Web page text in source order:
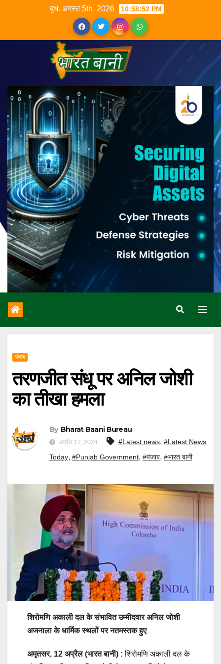
बुध. अगस्त 5th, 2026 10:58:53 PM
पंजाब
तरणजीत संधू पर अनिल जोशी
का तीखा हमला
By Bharat Baani Bureau
अप्रैल 12, 2024 #Latest news, #Latest News
Today, #Punjab Government, #पंजाब, #भारत बानी
शिरोमणि अकाली दल के संभावित उम्मीदवार अनिल जोशी
अजनाला के धार्मिक स्थलों पर नतमस्तक हुए
अमृतसर, 12 अप्रैल (भारत बानी) : शिरोमणि अकाली दल के